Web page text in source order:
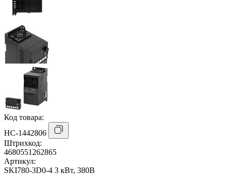
Код товара:
НС-1442806
Штрихкод:
4680551262865
Артикул:
SKI780-3D0-4 3 кВт, 380В